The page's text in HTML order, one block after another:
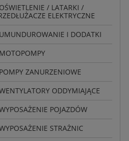
OŚWIETLENIE / LATARKI /
ELEKTRYCZNE
UMUNDUROWANIE I DODATKI
MOTOPOMPY
POMPY ZANURZENIOWE
ODDYMIAJĄCE
POJAZDÓW
STRAŻNIC